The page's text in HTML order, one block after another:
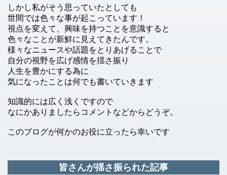
しかし私がそう思っていたとしても
世間では色々な事が起こっています！
視点を変えて、興味を持つことを意識すると
色々なことが新鮮に見えてきたんです。
様々なニュースや話題をとりあげることで
自分の視野を広げ感情を揺さ振り
人生を豊かにする為に
気になったことは何でも書いていきます
知識的には広く浅くですので
なにかありましたらコメントなどからどうぞ。
このブログが何かのお役に立ったら幸いです
皆さんが揺さ振られた記事